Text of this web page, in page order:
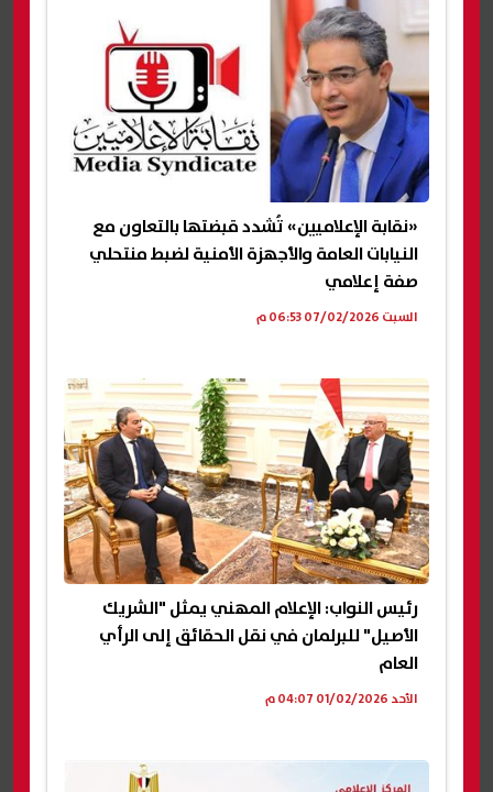
«نقابة الإعلاميين» تُشدد قبضتها بالتعاون مع
النيابات العامة والأجهزة الأمنية لضبط منتحلي
صفة إعلامي
السبت 07/02/2026 06:53 م
رئيس النواب: الإعلام المهني يمثل "الشريك
الأصيل" للبرلمان في نقل الحقائق إلى الرأي
العام
الأحد 01/02/2026 04:07 م